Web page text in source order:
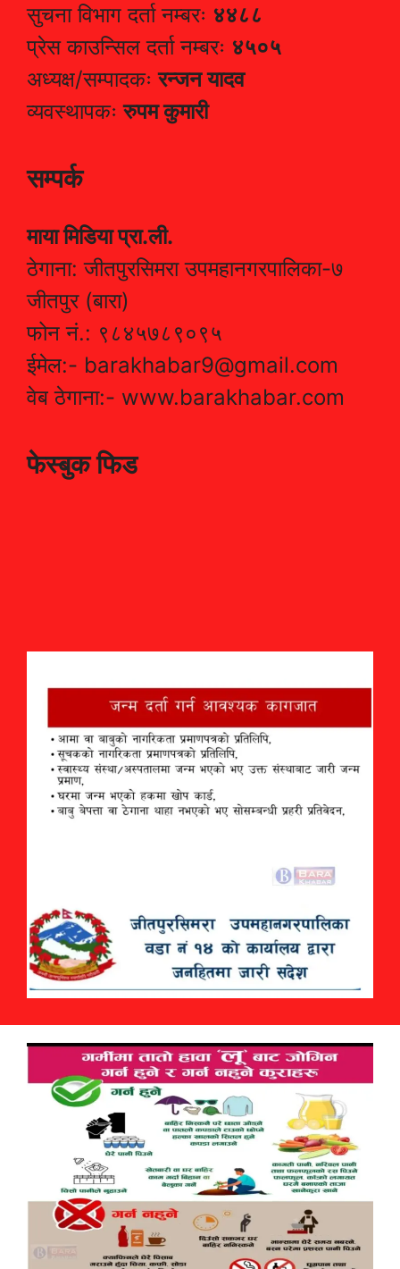
सुचना विभाग दर्ता नम्बरः ४४८८
प्रेस काउन्सिल दर्ता नम्बरः ४५०५
अध्यक्ष/सम्पादकःरन्जन यादव
व्यवस्थापकःरुपम कुमारी
सम्पर्क
माया मिडिया प्रा.ली.
ठेगाना: जीतपुरसिमरा उपमहानगरपालिका-७
जीतपुर (बारा)
फोन नं.: ९८४५७८९०९५
ईमेल:- barakhabar9@gmail.com
वेब ठेगाना:- www.barakhabar.com
फेस्बुक फिड